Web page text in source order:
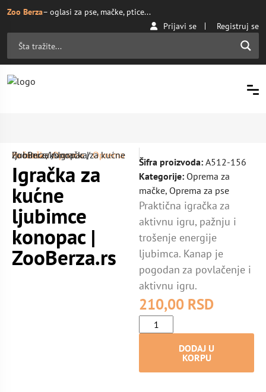
Zoo Berza– oglasi za pse, mačke, ptice...
Prijavi se
Registruj se
Početna/Oprema/
Oprema za mačke
/ Igračka za kućne ljubimce konopac | ZooBerza.rs
Igračka za
kućne
ljubimce
konopac |
ZooBerza.rs
Šifra proizvoda: A512-156
Kategorije: Oprema za
mačke, Oprema za pse
Praktična igračka za
aktivnu igru, pažnju i
trošenje energije
ljubimca. Kanap je
pogodan za povlačenje i
aktivnu igru.
210,00 RSD
DODAJ U
KORPU